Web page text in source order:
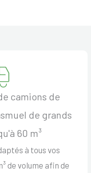
camions de
de grands
60 m³
à tous vos
de volume afin de